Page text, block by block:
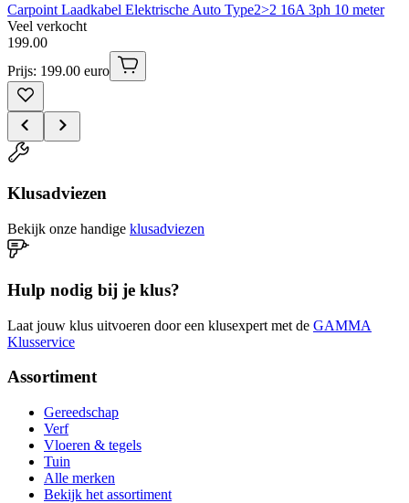
Carpoint Laadkabel Elektrische Auto Type2>2 16A 3ph 10 meter
Veel verkocht
199.00
Prijs: 199.00 euro
Klusadviezen
Bekijk onze handige klusadviezen
Hulp nodig bij je klus?
Laat jouw klus uitvoeren door een klusexpert met de GAMMA
Klusservice
Assortiment
Gereedschap
Verf
Vloeren & tegels
Tuin
Alle merken
Bekijk het assortiment